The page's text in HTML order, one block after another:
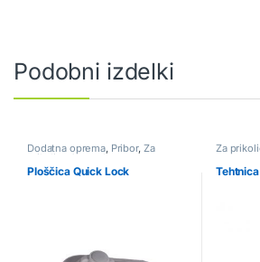
Podobni izdelki
Dodatna oprema, Pribor, Za
prikolice & avtodome
Ploščica Quick Lock
Za